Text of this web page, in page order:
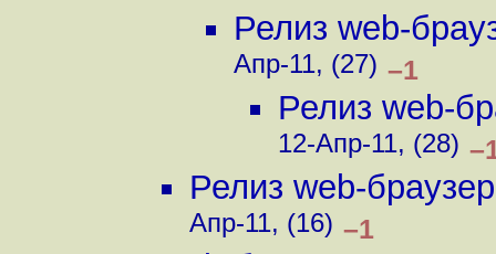
Релиз web-
Апр-11, (27) –1
Релиз web-
12-Апр-11, (28)
Релиз web-
Апр-11, (16) –1